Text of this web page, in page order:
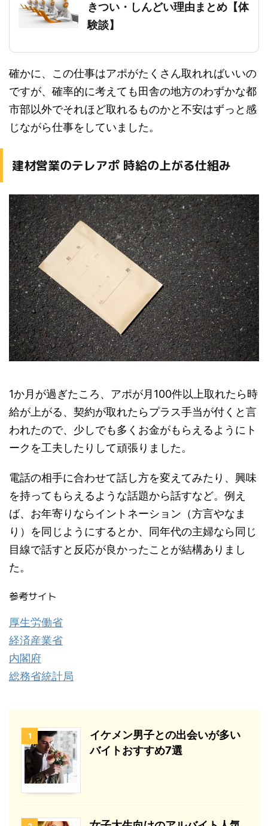
きつい・しんどい理由まとめ【体
験談】
確かに、この仕事はアポがたくさん取れればいいの
ですが、確率的に考えても田舎の地方のわずかな都
市部以外でそれほど取れるものかと不安はずっと感
じながら仕事をしていました。
建材営業のテレアポ 時給の上がる仕組み
1か月が過ぎたころ、 アポが月100件以上取れたら時
給が上がる、契約が取れたらプラス手当が付く と言
われたので、少しでも多くお金がもらえるようにト
ークを工夫したりして頑張りました。
電話の相手に合わせて話し方を変えてみたり、興味
を持ってもらえるような話題から話すなど。例え
ば、お年寄りならイントネーション（方言やなま
り）を同じようにするとか、同年代の主婦なら同じ
目線で話すと反応が良かったことが結構ありまし
た。
参考サイト
厚生労働省
経済産業省
内閣府
総務省統計局
1
イケメン男子との出会いが多い
バイトおすすめ7選